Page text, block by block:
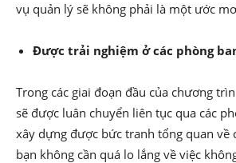
vụ quản lý sẽ không phải là một ước
Được trải nghiệm ở các phòng
Trong các giai đoạn đầu của chương
sẽ được luân chuyển liên tục qua các
xây dựng được bức tranh tổng quan về
bạn không cần quá lo lắng về việc